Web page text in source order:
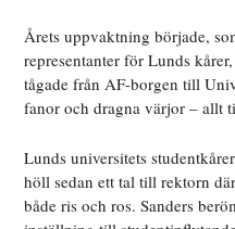
Årets uppvaktning började,
representanter för Lunds
tågade från AF-borgen till
fanor och dragna värjor – allt
Lunds universitets
höll sedan ett tal till rektorn
både ris och ros. Sanders